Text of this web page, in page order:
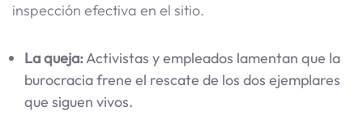
inspección efectiva en el sitio.
La queja:Activistas y empleados lamentan que la
burocracia frene el rescate de los dos ejemplares
que siguen vivos.